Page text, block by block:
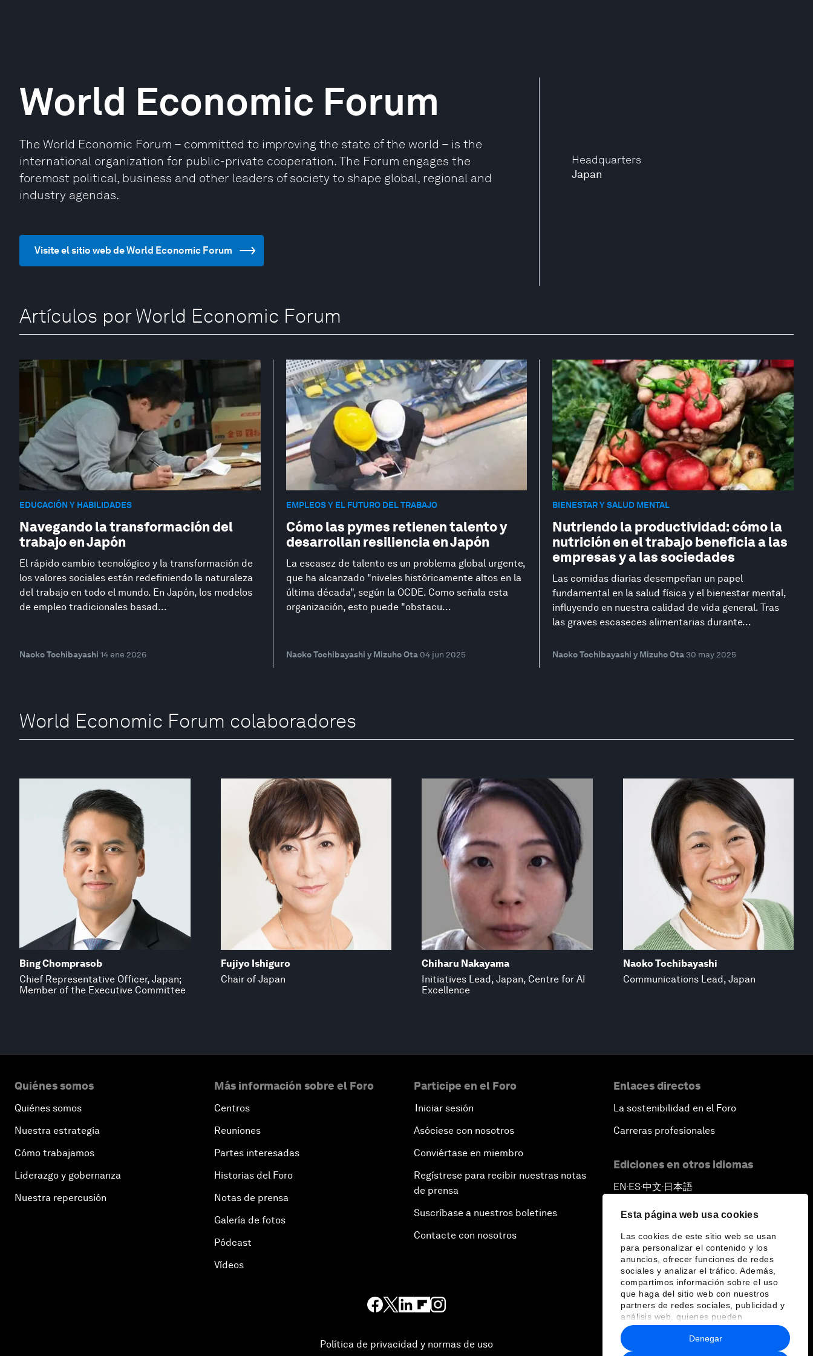
Esta página web usa cookies
Las cookies de este sitio web se usan
para personalizar el contenido y los
anuncios, ofrecer funciones de redes
sociales y analizar el tráfico. Además,
compartimos información sobre el uso
que haga del sitio web con nuestros
partners de redes sociales, publicidad y
análisis web, quienes pueden
combinarla con otra información que les
haya proporcionado o que hayan
recopilado a partir del uso que haya
Denegar
Headquarters
Japan
World Economic Forum
The World Economic Forum – committed to improving the state of the world – is the
international organization for public-private cooperation. The Forum engages the
foremost political, business and other leaders of society to shape global, regional and
industry agendas.
Visite el sitio web de World Economic Forum
Artículos por World Economic Forum
EDUCACIÓN Y HABILIDADES
Navegando la transformación del
trabajo en Japón
El rápido cambio tecnológico y la transformación de
los valores sociales están redefiniendo la naturaleza
del trabajo en todo el mundo. En Japón, los modelos
de empleo tradicionales basad...
Naoko Tochibayashi 14 ene 2026
EMPLEOS Y EL FUTURO DEL TRABAJO
Cómo las pymes retienen talento y
desarrollan resiliencia en Japón
La escasez de talento es un problema global urgente,
que ha alcanzado "niveles históricamente altos en la
última década", según la OCDE. Como señala esta
organización, esto puede "obstacu...
Naoko Tochibayashi y Mizuho Ota 04 jun 2025
BIENESTAR Y SALUD MENTAL
Nutriendo la productividad: cómo la
nutrición en el trabajo beneficia a las
empresas y a las sociedades
Las comidas diarias desempeñan un papel
fundamental en la salud física y el bienestar mental,
influyendo en nuestra calidad de vida general. Tras
las graves escaseces alimentarias durante...
Naoko Tochibayashi y Mizuho Ota 30 may 2025
World Economic Forum colaboradores
Bing Chomprasob
Chief Representative Officer, Japan;
Member of the Executive Committee
Fujiyo Ishiguro
Chair of Japan
Chiharu Nakayama
Initiatives Lead, Japan, Centre for AI
Excellence
Naoko Tochibayashi
Communications Lead, Japan
Quiénes somos
Quiénes somos
Nuestra estrategia
Cómo trabajamos
Liderazgo y gobernanza
Nuestra repercusión
Más información sobre el Foro
Centros
Reuniones
Partes interesadas
Historias del Foro
Notas de prensa
Galería de fotos
Pódcast
Vídeos
Participe en el Foro
Iniciar sesión
Asóciese con nosotros
Conviértase en miembro
Regístrese para recibir nuestras notas
de prensa
Suscríbase a nuestros boletines
Contacte con nosotros
Enlaces directos
La sostenibilidad en el Foro
Carreras profesionales
Ediciones en otros idiomas
EN ▪ES▪中文▪ 日本語
Política de privacidad y normas de uso